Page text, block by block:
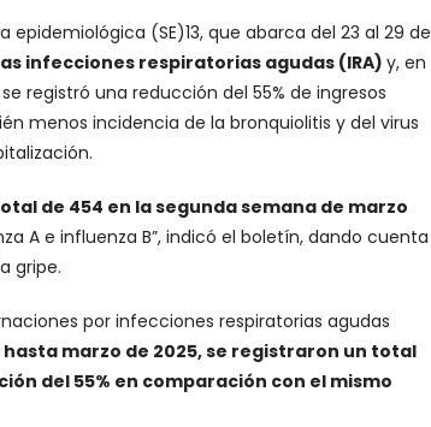
(SE)13, que abarca del 23 al 29 de
infecciones respiratorias agudas (IRA) y, en
registró una reducción del 55% de ingresos
menos incidencia de la bronquiolitis y del virus
de 454 en la segunda semana de marzo
A e influenza B”, indicó el boletín, dando cuenta
gripe.
por infecciones respiratorias agudas
hasta marzo de 2025, se registraron un total
del 55% en comparación con el mismo